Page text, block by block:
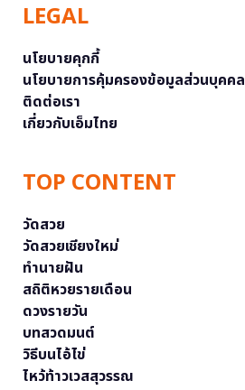
LEGAL
นโยบายคุกกี้
นโยบายการคุ้มครองข้อมูลส่วนบุคคล
ติดต่อเรา
เกี่ยวกับเอ็มไทย
TOP CONTENT
วัดสวย
วัดสวยเชียงใหม่
ทำนายฝัน
สถิติหวยรายเดือน
ดวงรายวัน
บทสวดมนต์
วิธีบนไอ้ไข่
ไหว้ท้าวเวสสุวรรณ